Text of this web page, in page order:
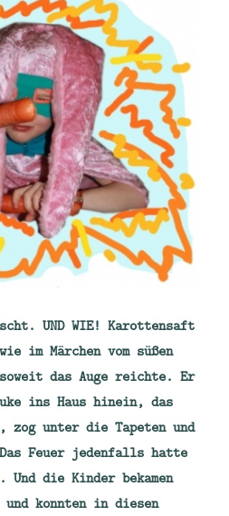
UND WIE! Karottensaft
im Märchen vom süßen
das Auge reichte. Er
ins Haus hinein, das
zog unter die Tapeten und
Feuer jedenfalls hatte
Und die Kinder bekamen
und konnten in diesen